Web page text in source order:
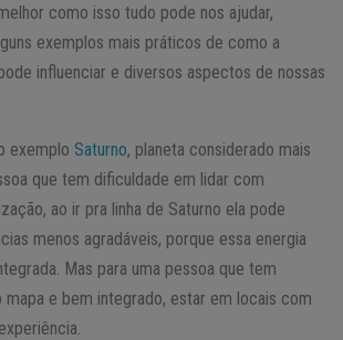
como isso tudo pode nos ajudar,
exemplos mais práticos de como a
influenciar e diversos aspectos de nossas
exemplo Saturno, planeta considerado mais
que tem dificuldade em lidar com
ao ir pra linha de Saturno ela pode
menos agradáveis, porque essa energia
Mas para uma pessoa que tem
mapa e bem integrado, estar em locais com